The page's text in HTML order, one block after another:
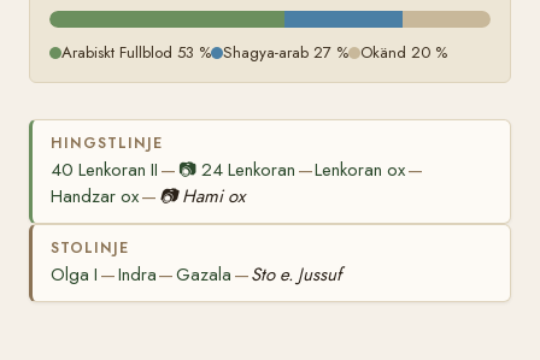
Arabiskt Fullblod 53 % Shagya-arab 27 % Okänd 20 %
HINGSTLINJE
40 Lenkoran II — 📷24 Lenkoran —Lenkoran ox—
Handzar ox— 📷 Hami ox
STOLINJE
Olga I —Indra—Gazala —Sto e. Jussuf